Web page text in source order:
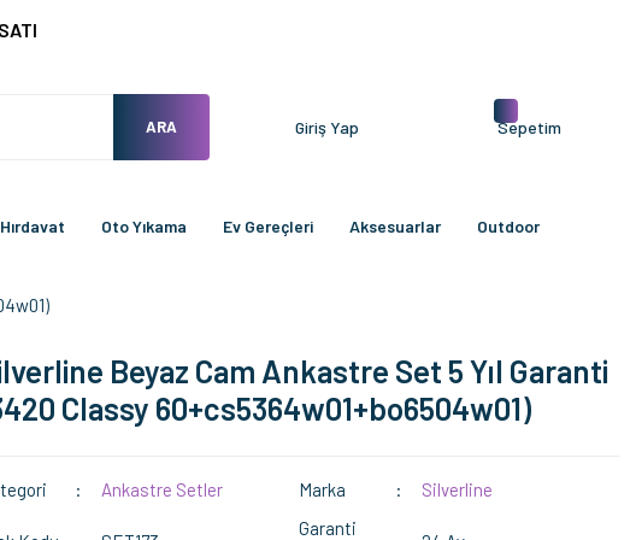
ARA Giriş Yap Sepetim
Oto Yıkama Ev Gereçleri Aksesuarlar Outdoor
Beyaz Cam Ankastre Set 5 Yıl Garanti
Classy 60+cs5364w01+bo6504w01)
Ankastre Setler Marka Silverline
Garanti